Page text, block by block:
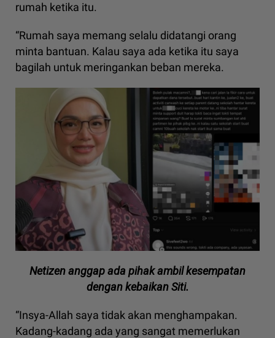
rumah ketika itu.
“Rumah saya memang selalu didatangi orang
minta bantuan. Kalau saya ada ketika itu saya
bagilah untuk meringankan beban mereka.
Netizen anggap ada pihak ambil kesempatan
dengan kebaikan Siti.
“Insya-Allah saya tidak akan menghampakan.
Kadang-kadang ada yang sangat memerlukan